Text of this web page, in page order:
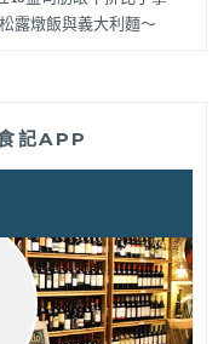
露燉飯與義大利麵～
記APP